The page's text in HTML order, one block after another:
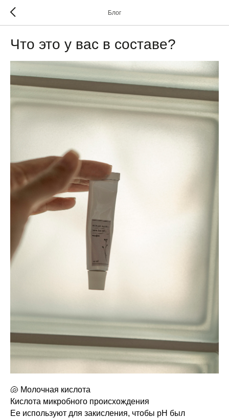
Блог
Что это у вас в составе?
🐚 Молочная кислота
Кислота микробного происхождения
Ее используют для закисления, чтобы pH был